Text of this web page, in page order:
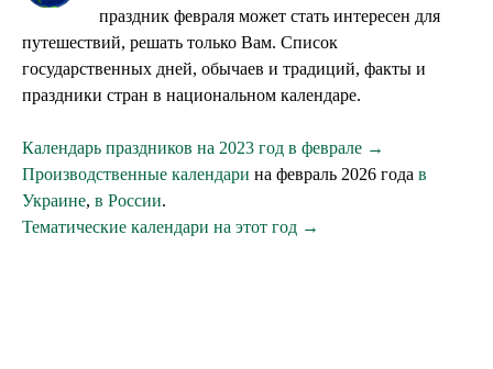
праздник февраля может стать интересен для
путешествий, решать только Вам. Список
государственных дней, обычаев и традиций, факты и
праздники стран в национальном календаре.
Календарь праздников на 2023 год в феврале →
Производственные календари на февраль 2026 года в
Украине, в России.
Тематические календари на этот год →